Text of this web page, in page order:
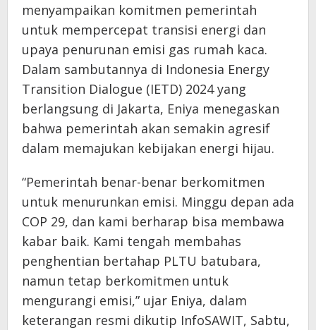
menyampaikan komitmen pemerintah
untuk mempercepat transisi energi dan
upaya penurunan emisi gas rumah kaca.
Dalam sambutannya di Indonesia Energy
Transition Dialogue (IETD) 2024 yang
berlangsung di Jakarta, Eniya menegaskan
bahwa pemerintah akan semakin agresif
dalam memajukan kebijakan energi hijau.
“Pemerintah benar-benar berkomitmen
untuk menurunkan emisi. Minggu depan ada
COP 29, dan kami berharap bisa membawa
kabar baik. Kami tengah membahas
penghentian bertahap PLTU batubara,
namun tetap berkomitmen untuk
mengurangi emisi,” ujar Eniya, dalam
keterangan resmi dikutip InfoSAWIT, Sabtu,